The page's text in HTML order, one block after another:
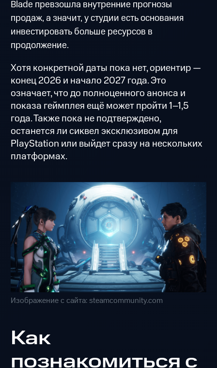
Blade превзошла внутренние прогнозы
продаж, а значит, у студии есть основания
инвестировать больше ресурсов в
продолжение.
Хотя конкретной даты пока нет, ориентир —
конец 2026 и начало 2027 года. Это
означает, что до полноценного анонса и
показа геймплея ещё может пройти 1–1,5
года. Также пока не подтверждено,
останется ли сиквел эксклюзивом для
PlayStation или выйдет сразу на нескольких
платформах.
Изображение с сайта: steamcommunity.com
Как
познакомиться с